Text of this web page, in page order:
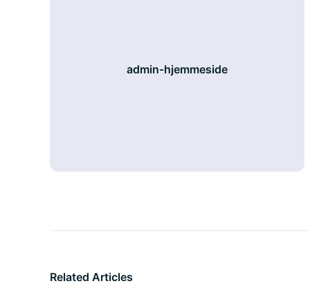
admin-hjemmeside
Related Articles